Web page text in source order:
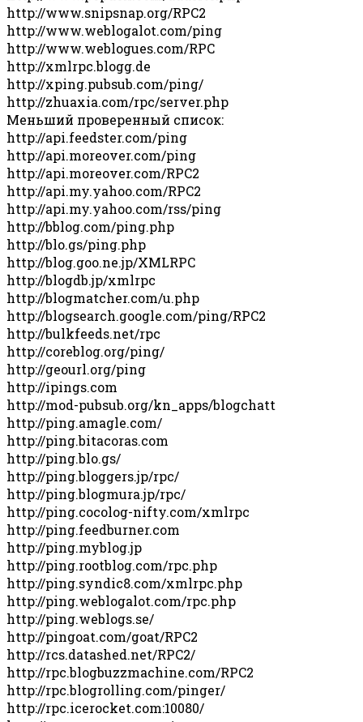
http://www.snipsnap.org/RPC2
http://www.weblogalot.com/ping
http://www.weblogues.com/RPC
http://xmlrpc.blogg.de
http://xping.pubsub.com/ping/
http://zhuaxia.com/rpc/server.php
Меньший проверенный список:
http://api.feedster.com/ping
http://api.moreover.com/ping
http://api.moreover.com/RPC2
http://api.my.yahoo.com/RPC2
http://api.my.yahoo.com/rss/ping
http://bblog.com/ping.php
http://blo.gs/ping.php
http://blog.goo.ne.jp/XMLRPC
http://blogdb.jp/xmlrpc
http://blogmatcher.com/u.php
http://blogsearch.google.com/ping/RPC2
http://bulkfeeds.net/rpc
http://coreblog.org/ping/
http://geourl.org/ping
http://ipings.com
http://mod-pubsub.org/kn_apps/blogchatt
http://ping.amagle.com/
http://ping.bitacoras.com
http://ping.blo.gs/
http://ping.bloggers.jp/rpc/
http://ping.blogmura.jp/rpc/
http://ping.cocolog-nifty.com/xmlrpc
http://ping.feedburner.com
http://ping.myblog.jp
http://ping.rootblog.com/rpc.php
http://ping.syndic8.com/xmlrpc.php
http://ping.weblogalot.com/rpc.php
http://ping.weblogs.se/
http://pingoat.com/goat/RPC2
http://rcs.datashed.net/RPC2/
http://rpc.blogbuzzmachine.com/RPC2
http://rpc.blogrolling.com/pinger/
http://rpc.icerocket.com:10080/